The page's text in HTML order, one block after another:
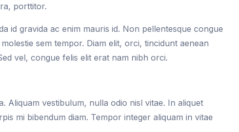
porttitor.
id gravida ac enim mauris id. Non pellentesque congue
sem tempor. Diam elit, orci, tincidunt aenean
vel, congue felis elit erat nam nibh orci.
Aliquam vestibulum, nulla odio nisl vitae. In aliquet
mi bibendum diam. Tempor integer aliquam in vitae